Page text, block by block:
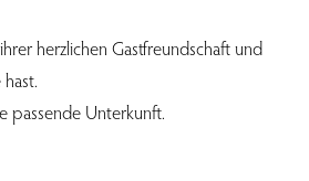
herzlichen Gastfreundschaft und
passende Unterkunft.